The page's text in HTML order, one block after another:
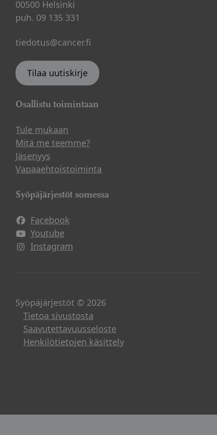
00500 Helsinki
puh. 09 135 331
tiedotus@cancer.fi
Tilaa uutiskirje
Osallistu toimintaan
Tule mukaan
Mitä me teemme?
Jäsenyys
Vapaaehtoistoiminta
Syöpäjärjestöt somessa
Facebook
Avautuu uuteen ikkunaan
Youtube
Avautuu uuteen ikkunaan
Instagram
Avautuu uuteen ikkunaan
Syöpäjärjestöt © 2026
Tietoa sivustosta
Saavutettavuusseloste
Henkilötietojen käsittely